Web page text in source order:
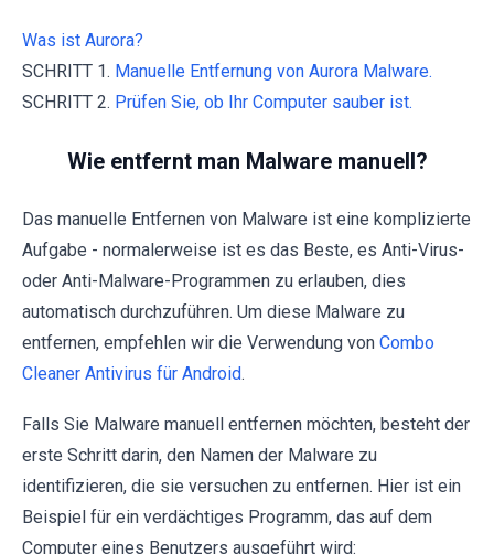
Was ist Aurora?
SCHRITT 1. Manuelle Entfernung von Aurora Malware.
SCHRITT 2. Prüfen Sie, ob Ihr Computer sauber ist.
Wie entfernt man Malware manuell?
Das manuelle Entfernen von Malware ist eine komplizierte
Aufgabe - normalerweise ist es das Beste, es Anti-Virus-
oder Anti-Malware-Programmen zu erlauben, dies
automatisch durchzuführen. Um diese Malware zu
entfernen, empfehlen wir die Verwendung von Combo
Cleaner Antivirus für Android.
Falls Sie Malware manuell entfernen möchten, besteht der
erste Schritt darin, den Namen der Malware zu
identifizieren, die sie versuchen zu entfernen. Hier ist ein
Beispiel für ein verdächtiges Programm, das auf dem
Computer eines Benutzers ausgeführt wird: